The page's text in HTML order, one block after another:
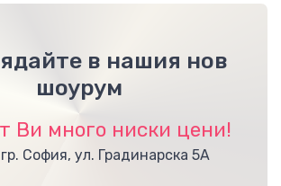
в нашия нов
шоурум
Ви много ниски цени!
София, ул. Градинарска 5А